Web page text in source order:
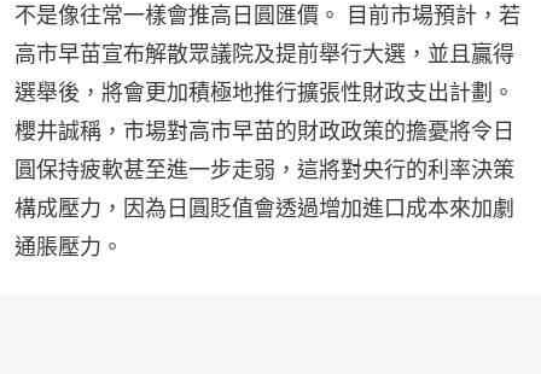
不是像往常一樣會推高日圓匯價。 目前市場預計，若
高市早苗宣布解散眾議院及提前舉行大選，並且贏得
選舉後，將會更加積極地推行擴張性財政支出計劃。
櫻井誠稱，市場對高市早苗的財政政策的擔憂將令日
圓保持疲軟甚至進一步走弱，這將對央行的利率決策
構成壓力，因為日圓貶值會透過增加進口成本來加劇
通脹壓力。